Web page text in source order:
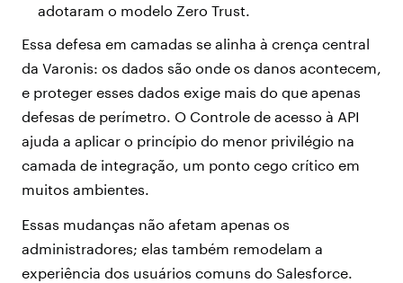
adotaram o modelo Zero Trust.
Essa defesa em camadas se alinha à crença central
da Varonis: os dados são onde os danos acontecem,
e proteger esses dados exige mais do que apenas
defesas de perímetro. O Controle de acesso à API
ajuda a aplicar o princípio do menor privilégio na
camada de integração, um ponto cego crítico em
muitos ambientes.
Essas mudanças não afetam apenas os
administradores; elas também remodelam a
experiência dos usuários comuns do Salesforce.